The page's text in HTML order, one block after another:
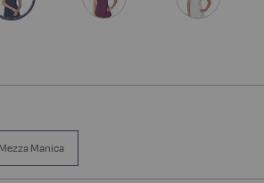
Mezza Manica